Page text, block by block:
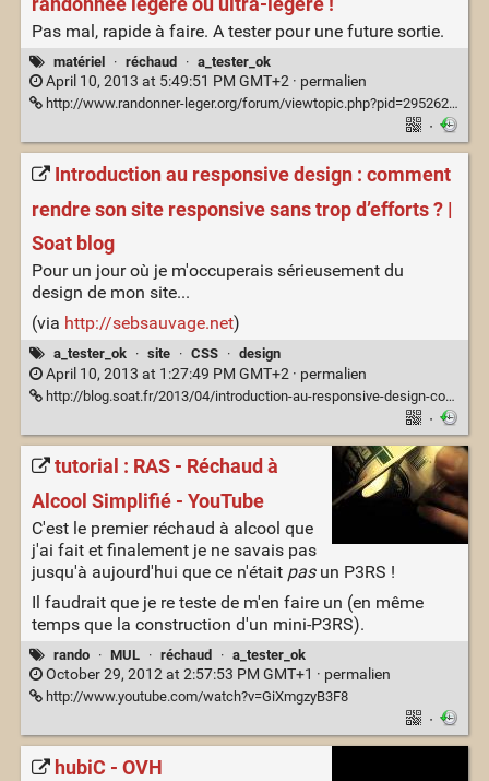
Pas mal, rapide à faire. A tester pour une future sortie.
matériel · réchaud · a_tester_ok
April 10, 2013 at 5:49:51 PM GMT+2 · permalien
http://www.randonner-leger.org/forum/viewtopic.php?pid=295262#p295262
·
Introduction au responsive design : comment
rendre son site responsive sans trop d’efforts ? |
Soat blog
Pour un jour où je m'occuperais sérieusement du
design de mon site...
(via http://sebsauvage.net)
a_tester_ok · site · CSS · design
April 10, 2013 at 1:27:49 PM GMT+2 · permalien
http://blog.soat.fr/2013/04/introduction-au-responsive-design-comment-rendre-son-site-responsive-sans-trop-defforts/
·
tutorial : RAS - Réchaud à
Alcool Simplifié - YouTube
C'est le premier réchaud à alcool que
j'ai fait et finalement je ne savais pas
jusqu'à aujourd'hui que ce n'était pasun P3RS !
Il faudrait que je re teste de m'en faire un (en même
temps que la construction d'un mini-P3RS).
rando · MUL · réchaud · a_tester_ok
October 29, 2012 at 2:57:53 PM GMT+1 · permalien
http://www.youtube.com/watch?v=GiXmgzyB3F8
·
hubiC - OVH